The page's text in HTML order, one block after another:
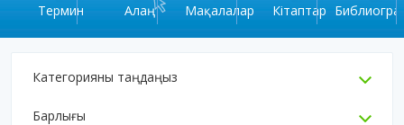
Термин Алаң Мақалалар Кітаптар
Категорияны таңдаңыз
Барлығы